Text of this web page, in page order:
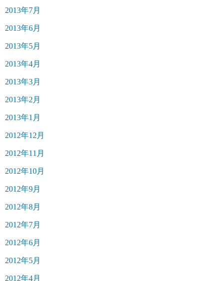
2013年7月
2013年6月
2013年5月
2013年4月
2013年3月
2013年2月
2013年1月
2012年12月
2012年11月
2012年10月
2012年9月
2012年8月
2012年7月
2012年6月
2012年5月
2012年4月